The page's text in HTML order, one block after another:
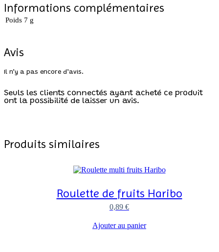
Informations complémentaires
Poids 7 g
Avis
Il n’y a pas encore d’avis.
Seuls les clients connectés ayant acheté ce produit
ont la possibilité de laisser un avis.
Produits similaires
Roulette de fruits Haribo
0,89 €
Ajouter au panier